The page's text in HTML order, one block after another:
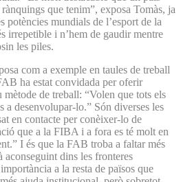
que tenim”, exposa Tomàs, ja
potències mundials de l’esport de la
irrepetible i n’hem de gaudir mentre
les piles.
com a exemple en taules de treball
ha estat convidada per oferir
mètode de treball: “Volen que tots els
a desenvolupar-lo.” Són diverses les
en contacte per conèixer-lo de
que a la FIBA i a fora es té molt en
I és que la FAB troba a faltar més
aconseguint dins les fronteres
a la resta de països que